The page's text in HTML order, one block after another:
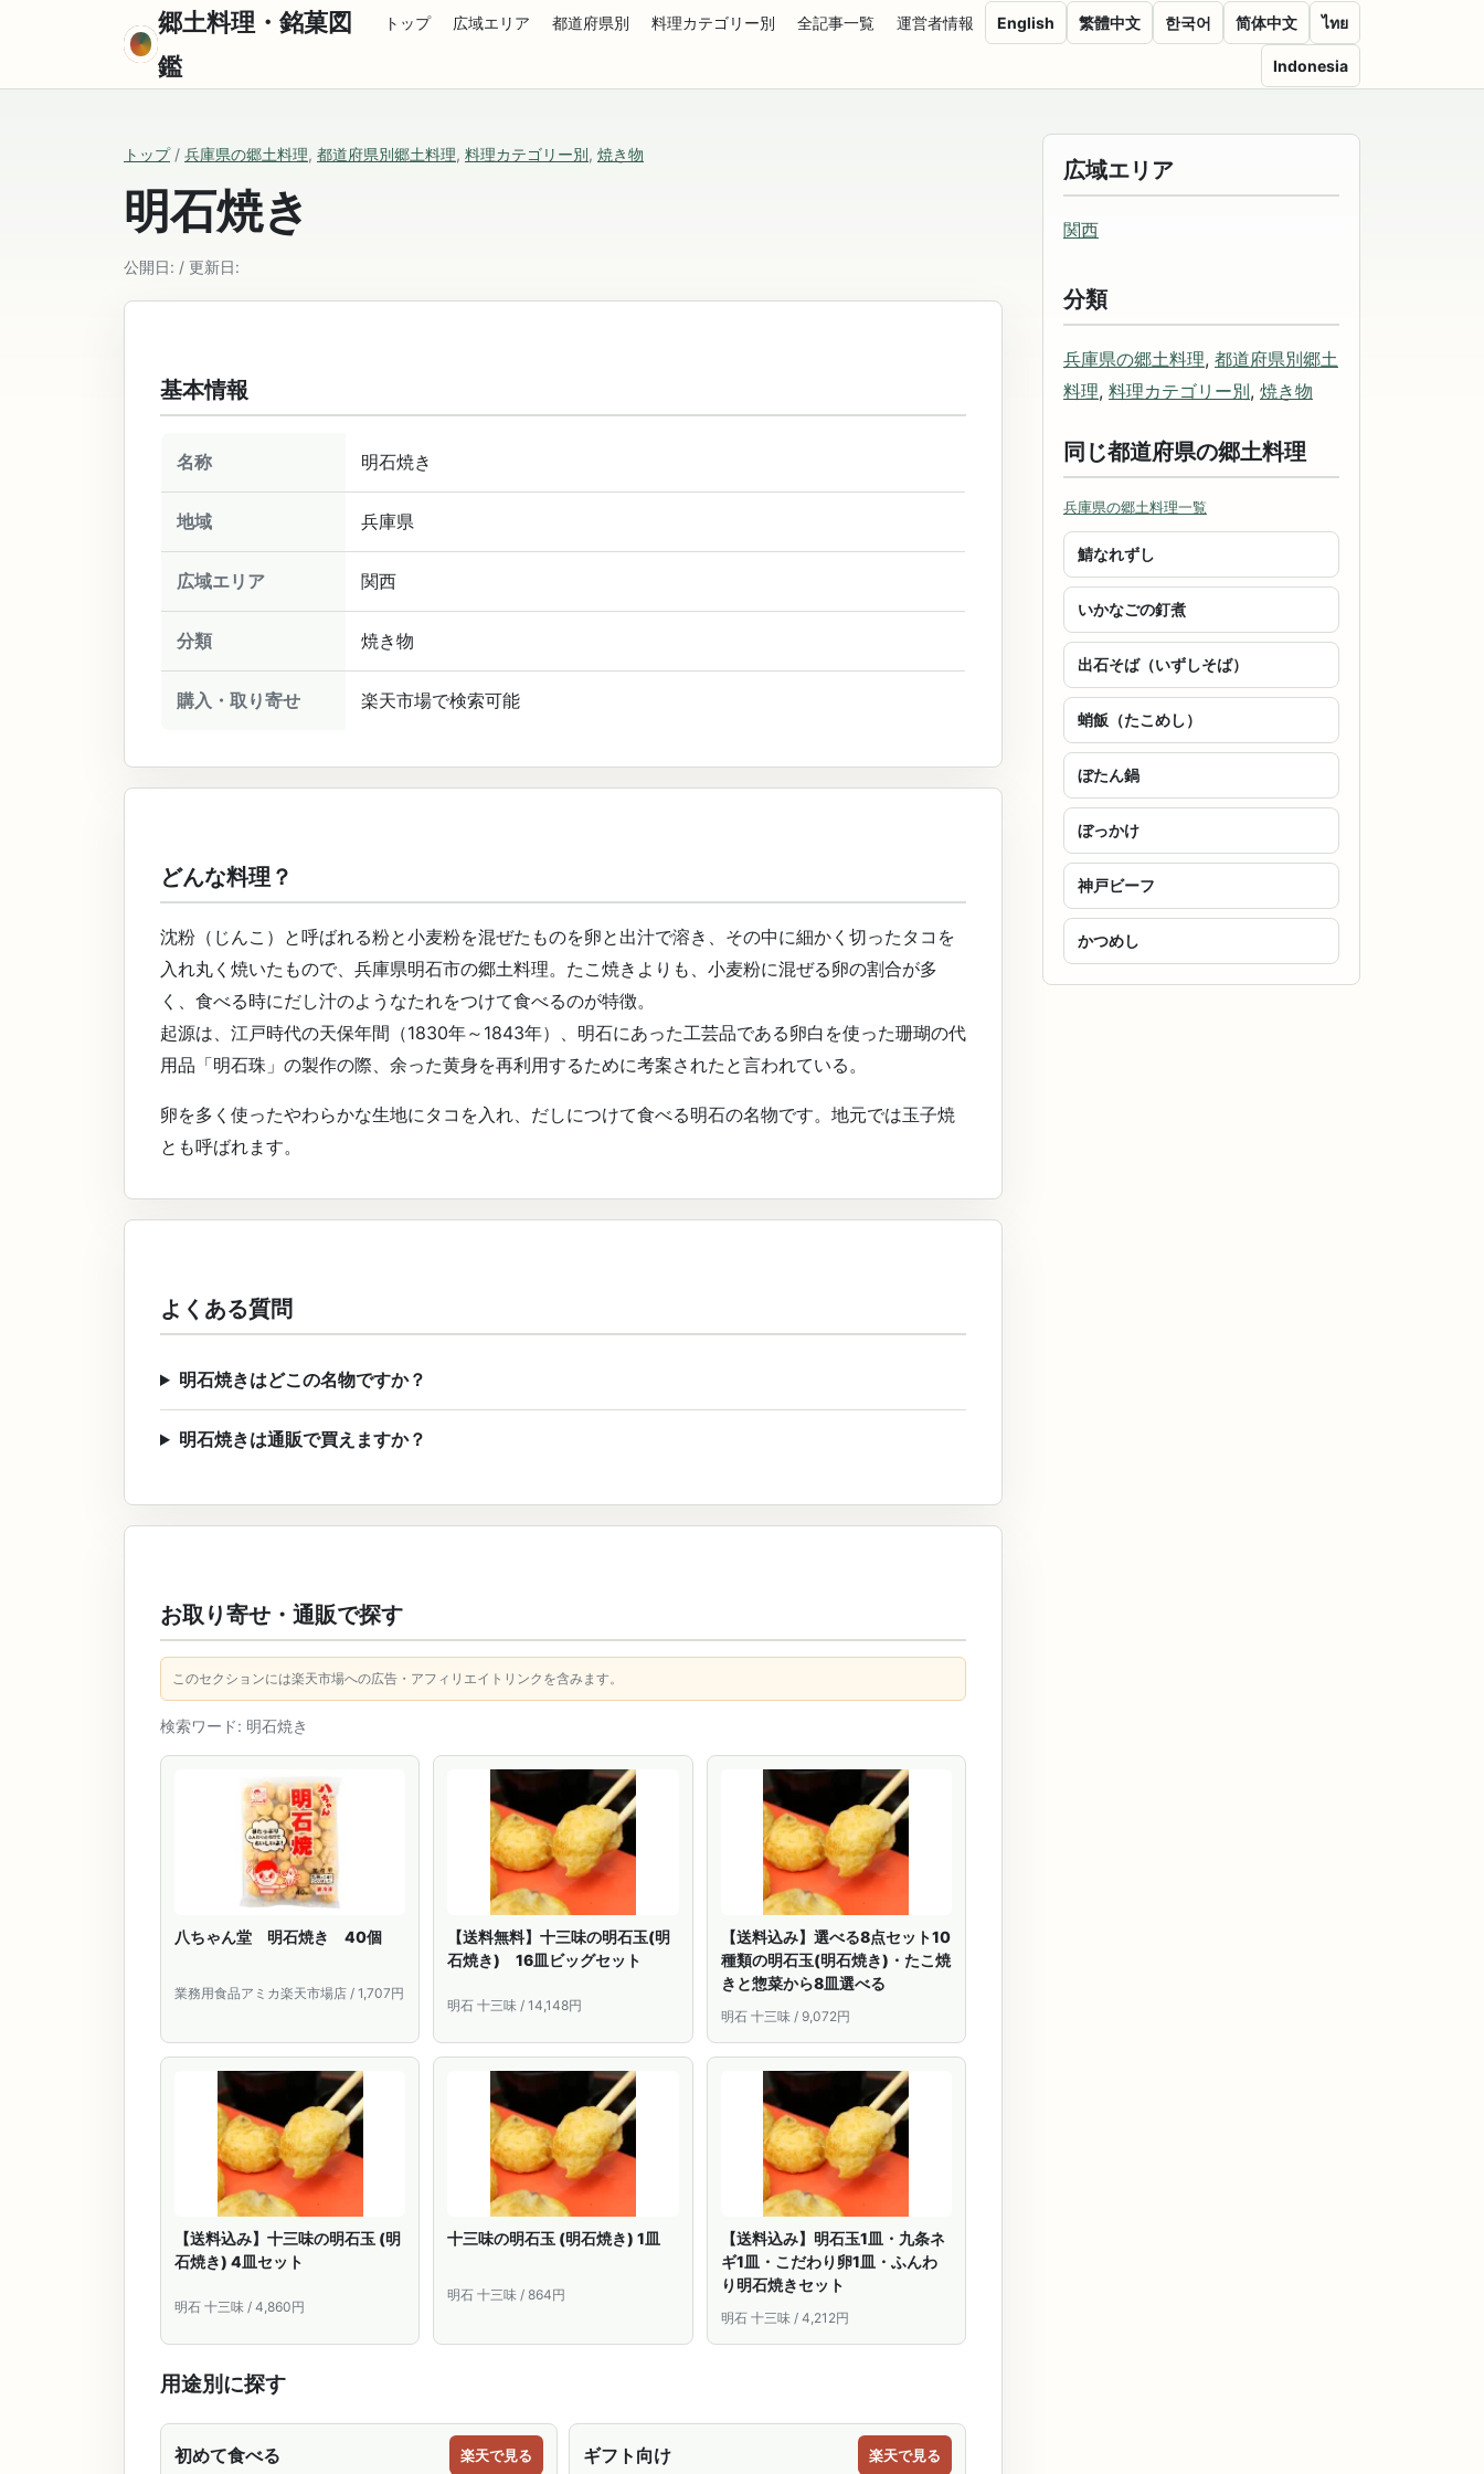
郷土料理・銘菓図
鑑
トップ 広域エリア 都道府県別 料理カテゴリー別 全記事一覧 運営者情報 English 繁體中文 한국어 简体中文 ไทย
Indonesia
トップ/ 兵庫県の郷土料理, 都道府県別郷土料理, 料理カテゴリー別, 焼き物
明石焼き
公開日: / 更新日:
基本情報
名称 明石焼き
地域 兵庫県
広域エリア 関西
分類 焼き物
購入・取り寄せ 楽天市場で検索可能
どんな料理？
沈粉（じんこ）と呼ばれる粉と小麦粉を混ぜたものを卵と出汁で溶き、その中に細かく切ったタコを
入れ丸く焼いたもので、兵庫県明石市の郷土料理。たこ焼きよりも、小麦粉に混ぜる卵の割合が多
く、食べる時にだし汁のようなたれをつけて食べるのが特徴。
起源は、江戸時代の天保年間（1830年～1843年）、明石にあった工芸品である卵白を使った珊瑚の代
用品「明石珠」の製作の際、余った黄身を再利用するために考案されたと言われている。
卵を多く使ったやわらかな生地にタコを入れ、だしにつけて食べる明石の名物です。地元では玉子焼
とも呼ばれます。
よくある質問
明石焼きはどこの名物ですか？
明石焼きは通販で買えますか？
お取り寄せ・通販で探す
このセクションには楽天市場への広告・アフィリエイトリンクを含みます。
検索ワード: 明石焼き
八ちゃん堂 明石焼き 40個
業務用食品アミカ楽天市場店 / 1,707円
【送料無料】十三味の明石玉(明
石焼き) 16皿ビッグセット
明石 十三味 / 14,148円
【送料込み】選べる8点セット10
種類の明石玉(明石焼き)・たこ焼
きと惣菜から8皿選べる
明石 十三味 / 9,072円
【送料込み】十三味の明石玉 (明
石焼き) 4皿セット
明石 十三味 / 4,860円
十三味の明石玉 (明石焼き) 1皿
明石 十三味 / 864円
【送料込み】明石玉1皿・九条ネ
ギ1皿・こだわり卵1皿・ふんわ
り明石焼きセット
明石 十三味 / 4,212円
用途別に探す
初めて食べる 楽天で見る ギフト向け 楽天で見る
広域エリア
関西
分類
兵庫県の郷土料理, 都道府県別郷土
料理, 料理カテゴリー別, 焼き物
同じ都道府県の郷土料理
兵庫県の郷土料理一覧
鯖なれずし
いかなごの釘煮
出石そば（いずしそば）
蛸飯（たこめし）
ぼたん鍋
ぼっかけ
神戸ビーフ
かつめし